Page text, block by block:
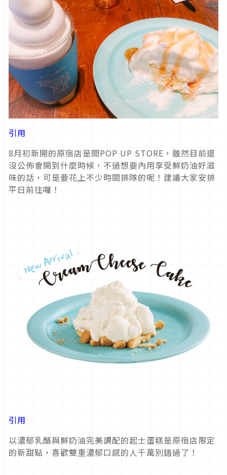
引用
8月初新開的原宿店是間POP UP STORE，雖然目前還
沒公佈會開到什麼時候，不過想要內用享受鮮奶油好滋
味的話，可是要花上不少時間排隊的呢！建議大家安排
平日前往囉！
引用
以濃郁乳酪與鮮奶油完美調配的起士蛋糕是原宿店限定
的新甜點，喜歡雙重濃郁口感的人千萬別錯過了！